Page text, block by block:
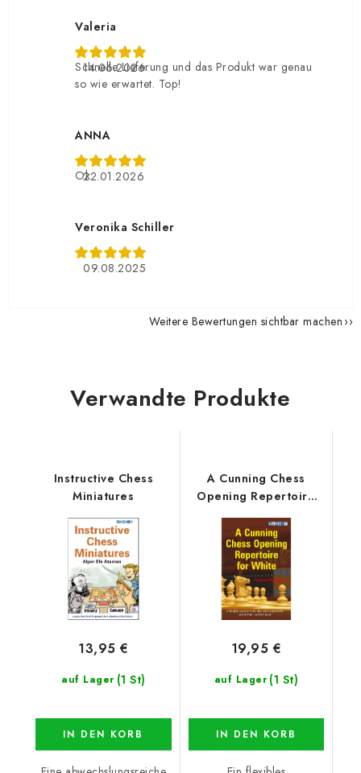
Valeria
14.06.2026
Schnelle Lieferung und das Produkt war genau
so wie erwartet. Top!
ANNA
22.01.2026
Ok
Veronika Schiller
09.08.2025
Weitere Bewertungen sichtbar machen
Verwandte Produkte
Instructive Chess
Miniatures
auf Lager (1 St)
13,95 €
IN DEN KORB
A Cunning Chess
Opening Repertoire
for White
auf Lager (1 St)
19,95 €
IN DEN KORB